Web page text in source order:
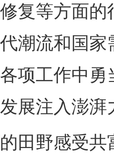
复等方面
潮流和国
项工作中勇
展注入澎湃
野感受